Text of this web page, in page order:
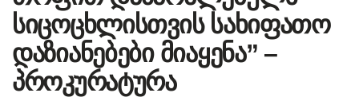
სიცოცხლისთვის სახიფათო
დაზიანებები მიაყენა” –
პროკურატურა